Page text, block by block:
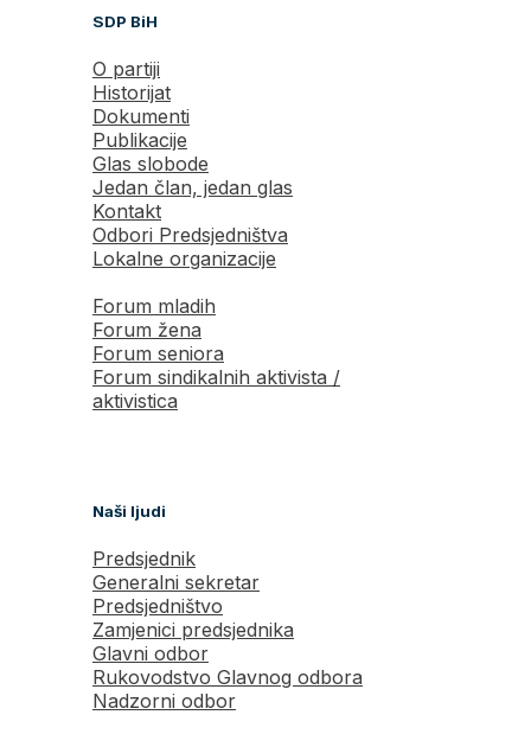
SDP BiH
O partiji
Historijat
Dokumenti
Publikacije
Glas slobode
Jedan član, jedan glas
Kontakt
Odbori Predsjedništva
Lokalne organizacije
Forum mladih
Forum žena
Forum seniora
Forum sindikalnih aktivista /
aktivistica
Naši ljudi
Predsjednik
Generalni sekretar
Predsjedništvo
Zamjenici predsjednika
Glavni odbor
Rukovodstvo Glavnog odbora
Nadzorni odbor